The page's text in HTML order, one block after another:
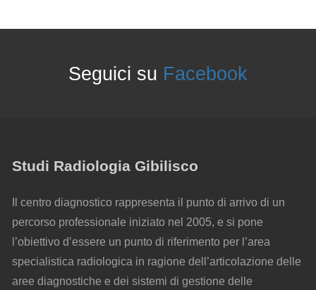
Seguici su Facebook
Studi Radiologia Gibilisco
Il centro diagnostico rappresenta il punto di arrivo di un
percorso professionale iniziato nel 2005, e si pone
l’obiettivo d’essere un punto di riferimento per l’area
specialistica radiologica in ragione dell’articolazione delle
aree diagnostiche e dei sistemi di gestione delle